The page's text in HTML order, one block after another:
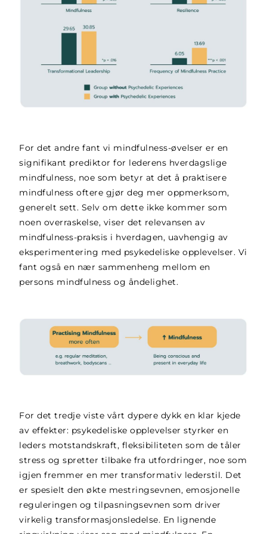
For det andre fant vi mindfulness-øvelser er en
signifikant prediktor for lederens hverdagslige
mindfulness, noe som betyr at det å praktisere
mindfulness oftere gjør deg mer oppmerksom,
generelt sett. Selv om dette ikke kommer som
noen overraskelse, viser det relevansen av
mindfulness-praksis i hverdagen, uavhengig av
eksperimentering med psykedeliske opplevelser. Vi
fant også en nær sammenheng mellom en
persons mindfulness og åndelighet.
For det tredje viste vårt dypere dykk en klar kjede
av effekter: psykedeliske opplevelser styrker en
leders motstandskraft, fleksibiliteten som de tåler
stress og spretter tilbake fra utfordringer, noe som
igjen fremmer en mer transformativ lederstil. Det
er spesielt den økte mestringsevnen, emosjonelle
reguleringen og tilpasningsevnen som driver
virkelig transformasjonsledelse. En lignende